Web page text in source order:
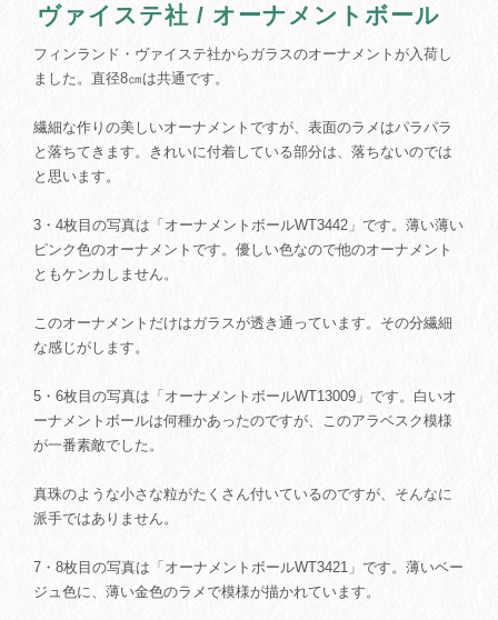
ヴァイステ社 / オーナメントボール
フィンランド・ヴァイステ社からガラスのオーナメントが入荷し
ました。直径8㎝は共通です。
繊細な作りの美しいオーナメントですが、表面のラメはパラパラ
と落ちてきます。きれいに付着している部分は、落ちないのでは
と思います。
3・4枚目の写真は「オーナメントボールWT3442」です。薄い薄い
ピンク色のオーナメントです。優しい色なので他のオーナメント
ともケンカしません。
このオーナメントだけはガラスが透き通っています。その分繊細
な感じがします。
5・6枚目の写真は「オーナメントボールWT13009」です。白いオ
ーナメントボールは何種かあったのですが、このアラベスク模様
が一番素敵でした。
真珠のような小さな粒がたくさん付いているのですが、そんなに
派手ではありません。
7・8枚目の写真は「オーナメントボールWT3421」です。薄いベー
ジュ色に、薄い金色のラメで模様が描かれています。